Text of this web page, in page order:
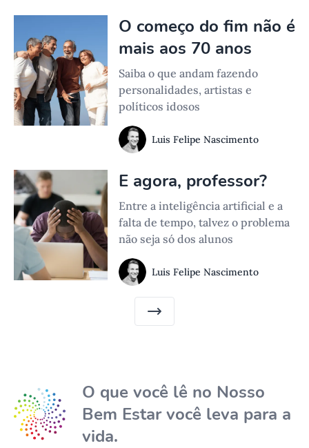
O começo do fim não é
mais aos 70 anos
Saiba o que andam fazendo
personalidades, artistas e
políticos idosos
Luis Felipe Nascimento
E agora, professor?
Entre a inteligência artificial e a
falta de tempo, talvez o problema
não seja só dos alunos
Luis Felipe Nascimento
O que você lê no Nosso
Bem Estar você leva para a
vida.